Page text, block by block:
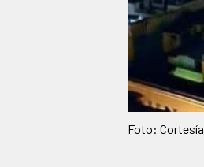
Foto: Cortesía.